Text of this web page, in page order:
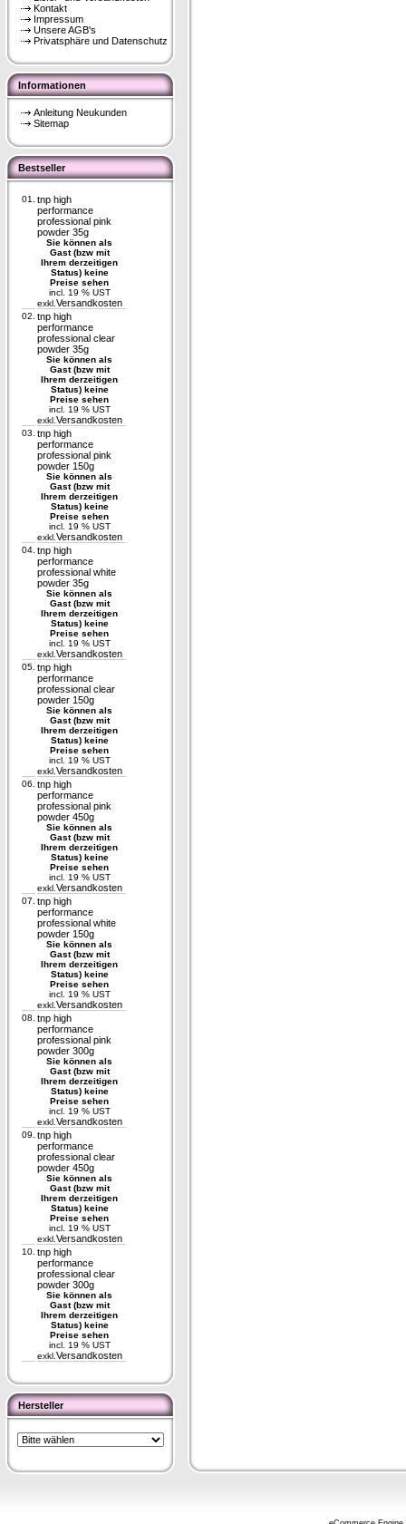
Kontakt
Impressum
Unsere AGB's
Privatsphäre und Datenschutz
Informationen
Anleitung Neukunden
Sitemap
Bestseller
01.
tnp high
performance
professional pink
powder 35g
Sie können als
Gast (bzw mit
Ihrem derzeitigen
Status) keine
Preise sehen
incl. 19 % UST
exkl. Versandkosten
02. tnp high
performance
professional clear
powder 35g
Sie können als
Gast (bzw mit
Ihrem derzeitigen
Status) keine
Preise sehen
incl. 19 % UST
exkl. Versandkosten
03. tnp high
performance
professional pink
powder 150g
Sie können als
Gast (bzw mit
Ihrem derzeitigen
Status) keine
Preise sehen
incl. 19 % UST
exkl. Versandkosten
04. tnp high
performance
professional white
powder 35g
Sie können als
Gast (bzw mit
Ihrem derzeitigen
Status) keine
Preise sehen
incl. 19 % UST
exkl. Versandkosten
05. tnp high
performance
professional clear
powder 150g
Sie können als
Gast (bzw mit
Ihrem derzeitigen
Status) keine
Preise sehen
incl. 19 % UST
exkl. Versandkosten
06. tnp high
performance
professional pink
powder 450g
Sie können als
Gast (bzw mit
Ihrem derzeitigen
Status) keine
Preise sehen
incl. 19 % UST
exkl. Versandkosten
07. tnp high
performance
professional white
powder 150g
Sie können als
Gast (bzw mit
Ihrem derzeitigen
Status) keine
Preise sehen
incl. 19 % UST
exkl. Versandkosten
08. tnp high
performance
professional pink
powder 300g
Sie können als
Gast (bzw mit
Ihrem derzeitigen
Status) keine
Preise sehen
incl. 19 % UST
exkl. Versandkosten
09. tnp high
performance
professional clear
powder 450g
Sie können als
Gast (bzw mit
Ihrem derzeitigen
Status) keine
Preise sehen
incl. 19 % UST
exkl. Versandkosten
10. tnp high
performance
professional clear
powder 300g
Sie können als
Gast (bzw mit
Ihrem derzeitigen
Status) keine
Preise sehen
incl. 19 % UST
exkl. Versandkosten
Hersteller